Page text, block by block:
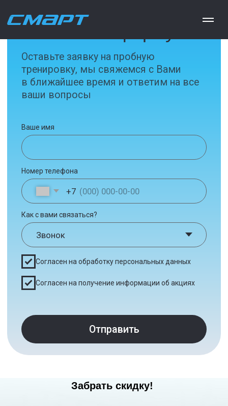
Заполните форму
Оставьте заявку на пробную
в ближайшее время и ответим на все
ваши вопросы
+7
Как с вами связаться?
Согласен на обработку персональных данных
Согласен на получение информации об акциях
Отправить
Забрать скидку!